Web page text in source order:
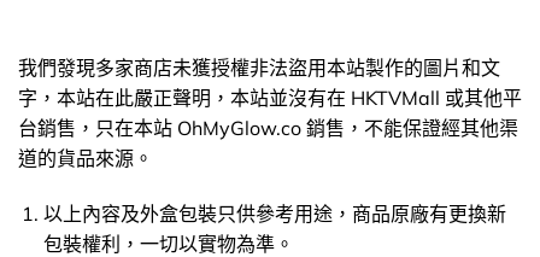
我們發現多家商店未獲授權非法盜用本站製作的圖片和文
字，本站在此嚴正聲明，本站並沒有在 HKTVMall 或其他平
台銷售，只在本站 OhMyGlow.co 銷售，不能保證經其他渠
道的貨品來源。
以上內容及外盒包裝只供參考用途，商品原廠有更換新
包裝權利，一切以實物為準。